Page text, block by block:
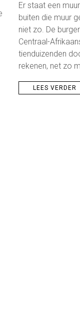
Er staat een
buiten die muur
niet zo. De
Centraal-
tienduizenden
rekenen, net zo
LEES VERDER